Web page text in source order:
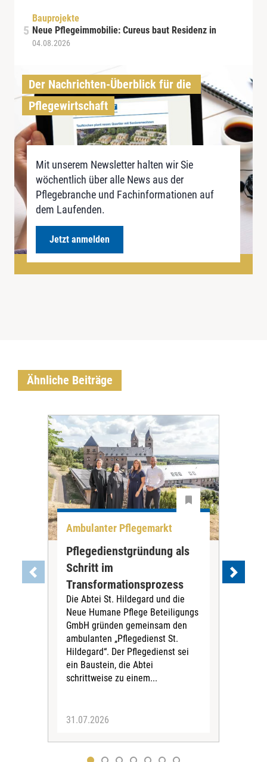
Bauprojekte
Neue Pflegeimmobilie: Cureus baut Residenz in
04.08.2026
Der Nachrichten-Überblick für die
Pflegewirtschaft
Mit unserem Newsletter halten wir Sie
wöchentlich über alle News aus der
Pflegebranche und Fachinformationen auf
dem Laufenden.
Jetzt anmelden
Ähnliche Beiträge
Ambulanter Pflegemarkt
Pflegedienstgründung als
Schritt im
Transformationsprozess
Die Abtei St. Hildegard und die
Neue Humane Pflege Beteiligungs
GmbH gründen gemeinsam den
ambulanten „Pflegedienst St.
Hildegard“. Der Pflegedienst sei
ein Baustein, die Abtei
schrittweise zu einem...
31.07.2026